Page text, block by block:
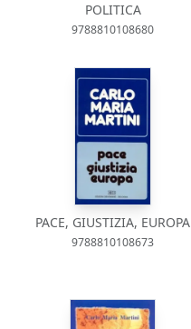
POLITICA
9788810108680
PACE, GIUSTIZIA, EUROPA
9788810108673